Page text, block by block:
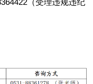
（受理违规违纪